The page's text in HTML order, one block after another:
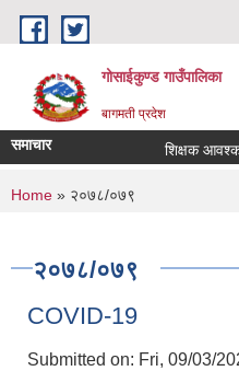
Skip to main content
गोसाईकुण्ड गाउँपालिका
बागमती प्रदेश
समाचार शिक्षक
You are here
Home » २०७८/०७९
२०७८/०७९
COVID-19
Submitted on: Fri, 09/03/